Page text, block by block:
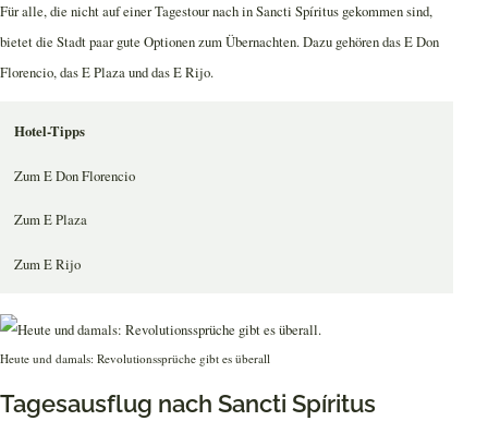
Für alle, die nicht auf einer Tagestour nach in Sancti Spíritus gekommen sind,
bietet die Stadt paar gute Optionen zum Übernachten. Dazu gehören das E Don
Florencio, das E Plaza und das E Rijo.
Hotel-Tipps
Zum E Don Florencio
Zum E Plaza
Zum E Rijo
Heute und damals: Revolutionssprüche gibt es überall
Tagesausflug nach Sancti Spíritus